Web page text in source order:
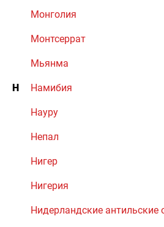
Монголия
Монтсеррат
Мьянма
Н Намибия
Науру
Непал
Нигер
Нигерия
Нидерландские антильские